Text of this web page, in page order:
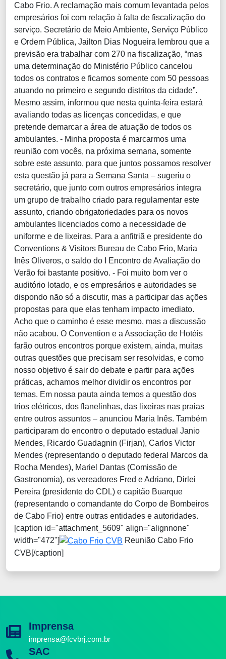
Cabo Frio. A reclamação mais comum levantada pelos
empresários foi com relação à falta de fiscalização do
serviço. Secretário de Meio Ambiente, Serviço Público
e Ordem Pública, Jailton Dias Nogueira lembrou que a
previsão era trabalhar com 270 na fiscalização, “mas
uma determinação do Ministério Público cancelou
todos os contratos e ficamos somente com 50 pessoas
atuando no primeiro e segundo distritos da cidade”.
Mesmo assim, informou que nesta quinta-feira estará
avaliando todas as licenças concedidas, e que
pretende demarcar a área de atuação de todos os
ambulantes. - Minha proposta é marcarmos uma
reunião com vocês, na próxima semana, somente
sobre este assunto, para que juntos possamos resolver
esta questão já para a Semana Santa – sugeriu o
secretário, que junto com outros empresários integra
um grupo de trabalho criado para regulamentar este
assunto, criando obrigatoriedades para os novos
ambulantes licenciados como a necessidade de
uniforme e de lixeiras. Para a anfitriã e presidente do
Conventions & Visitors Bureau de Cabo Frio, Maria
Inês Oliveros, o saldo do I Encontro de Avaliação do
Verão foi bastante positivo. - Foi muito bom ver o
auditório lotado, e os empresários e autoridades se
dispondo não só a discutir, mas a participar das ações
propostas para que elas tenham impacto imediato.
Acho que o caminho é esse mesmo, mas a discussão
não acabou. O Convention e a Associação de Hotéis
farão outros encontros porque existem, ainda, muitas
outras questões que precisam ser resolvidas, e como
nosso objetivo é sair do debate e partir para ações
práticas, achamos melhor dividir os encontros por
temas. Em nossa pauta ainda temos a questão dos
trios elétricos, dos flanelinhas, das lixeiras nas praias
entre outros assuntos – anunciou Maria Inês. Também
participaram do encontro o deputado estadual Janio
Mendes, Ricardo Guadagnin (Firjan), Carlos Victor
Mendes (representando o deputado federal Marcos da
Rocha Mendes), Mariel Dantas (Comissão de
Gastronomia), os vereadores Fred e Adriano, Dirlei
Pereira (presidente do CDL) e capitão Buarque
(representando o comandante do Corpo de Bombeiros
de Cabo Frio) entre outras entidades e autoridades.
[caption id="attachment_5609" align="alignnone"
width="472"]
Reunião Cabo Frio
CVB[/caption]
Imprensa
imprensa@fcvbrj.com.br
SAC